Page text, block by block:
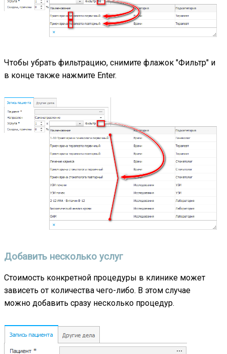
Чтобы убрать фильтрацию, снимите флажок "Фильтр" и
в конце также нажмите Enter.
Добавить несколько услуг
Стоимость конкретной процедуры в клинике может
зависеть от количества чего-либо. В этом случае
можно добавить сразу несколько процедур.